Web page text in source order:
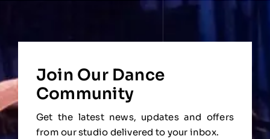
Join Our Dance
Community
Get the latest news, updates and offers
from our studio delivered to your inbox.